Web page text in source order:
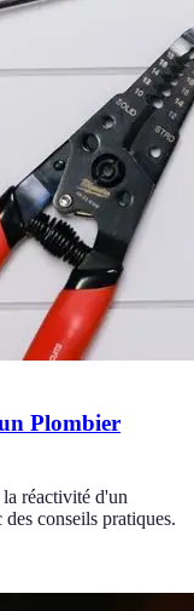
Plombier
réactivité d'un
conseils pratiques.